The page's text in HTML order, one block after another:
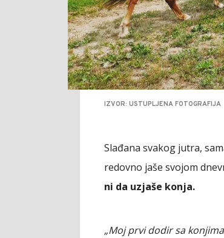
IZVOR: USTUPLJENA FOTOGRAFIJA
Slađana svakog jutra,
redovno jaše svojom
ni da uzjaše konja.
„Moj prvi dodir sa